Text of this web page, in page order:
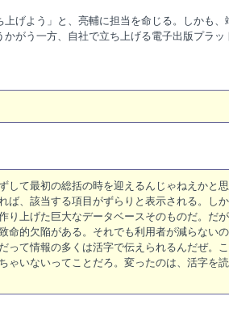
げよう」と、亮輔に担当を命じる。しかも、
がう一方、自社で立ち上げる電子出版プラッ
して最初の総括の時を迎えるんじゃねえかと
ば、該当する項目がずらりと表示される。し
り上げた巨大なデータベースそのものだ。だ
命的欠陥がある。それでも利用者が減らない
って情報の多くは活字で伝えられるんだぜ。
ゃいないってことだろ。変ったのは、活字を